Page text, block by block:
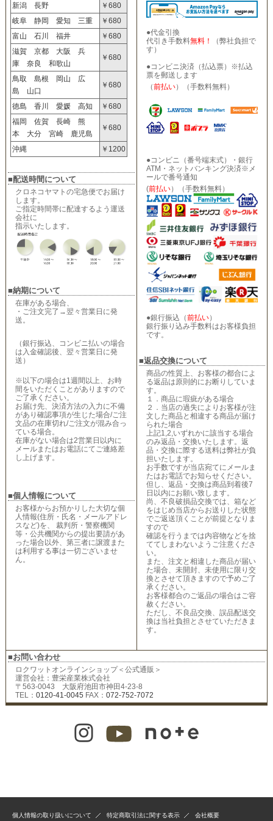
新潟 長野
￥680
岐阜 静岡 愛知 三重
￥680
富山 石川 福井
￥680
滋賀 京都 大阪 兵
庫 奈良 和歌山
￥680
鳥取 島根 岡山 広
島 山口
￥680
徳島 香川 愛媛 高知
￥680
福岡 佐賀 長崎 熊
本 大分 宮崎 鹿児島
￥680
沖縄 ￥1200
■配送時間について
クロネコヤマトの宅急便でお届け
します。
ご指定時間帯に配達するよう運送
会社に
指示いたします。
■納期について
在庫がある場合、
・ご注文完了→翌々営業日に発
送。
（銀行振込、コンビニ払いの場合
は入金確認後、翌々営業日に発
送）
※以下の場合は1週間以上、お時
間をいただくことがありますので
ご了承ください。
お届け先、決済方法の入力に不備
があり確認事項が生じた場合/ご注
文品の在庫切れ/ご注文が混み合っ
ている場合。
在庫がない場合は2営業日以内に
メールまたはお電話にてご連絡差
し上げます。
■個人情報について
お客様からお預かりした大切な個
人情報(住所・氏名・メールアドレ
スなど)を、 裁判所・警察機関
等・公共機関からの提出要請があ
った場合以外、第三者に譲渡また
は利用する事は一切ございませ
ん。
●代金引換
代引き手数料無料！
（弊社負担で
す）
●コンビニ決済（払込票）※払込
票を郵送します
（前払い）（手数料無料）
●コンビニ（番号端末式）・銀行
ATM・ネットバンキング決済※メ
ールで番号通知
(前払い）（手数料無料）
●銀行振込（前払い）
銀行振り込み手数料はお客様負担
です。
■返品交換について
商品の性質上、お客様の都合によ
る返品は原則的にお断りしていま
す。
１．商品に瑕疵がある場合
２．当店の過失によりお客様が注
文した商品と相違する商品が届け
られた場合
上記1,2,いずれかに該当する場合
のみ返品・交換いたします。返
品・交換に際する送料は弊社が負
担いたします。
お手数ですが当店宛てにメールま
たはお電話でお知らせください。
但し、返品・交換は商品到着後7
日以内にお願い致します。
尚、不良破損品交換では、箱など
をはじめ当店からお送りした状態
でご返送頂くことが前提となりま
すので
確認を行うまでは内容物などを捨
ててしまわないようご注意くださ
い。
また、注文と相違した商品が届い
た場合、未開封、未使用に限り交
換とさせて頂きますので予めご了
承ください。
お客様都合のご返品の場合はご容
赦ください。
ただし、不良品交換、誤品配送交
換は当社負担とさせていただきま
す。
■お問い合わせ
ロクワットオンラインショップ＜公式通販＞
運営会社：豊栄産業株式会社
〒563-0043 大阪府池田市神田4-23-8
TEL： 0120-41-0045 FAX： 072-752-7072
個人情報の取り扱いについて 特定商取引法に関する表示 会社概要